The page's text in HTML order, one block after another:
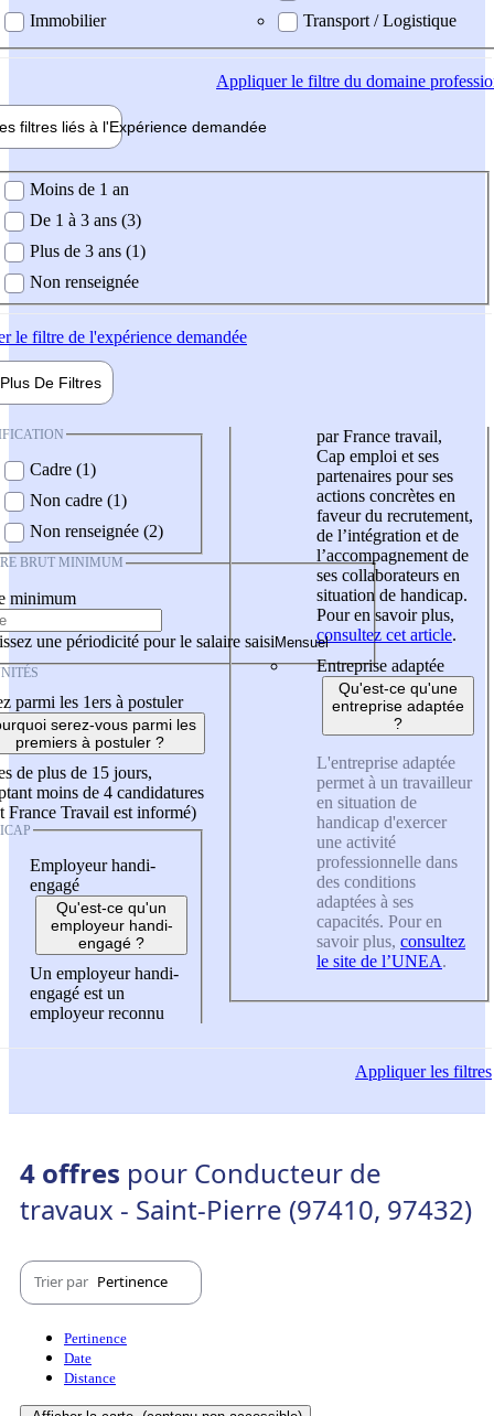
Immobilier
Transport / Logistique
Appliquerle filtre du domaine
filtres liés à l'Expérience demandée
demandée
Moins de 1 an
De 1 à 3 ans (3)
Plus de 3 ans (1)
Non renseignée
le filtre de l'expérience demandée
Plus De Filtres
Cadre (1)
Non cadre (1)
Non renseignée (2)
BRUT MINIMUM
minimum
une périodicité pour le salaire saisi
parmi les 1ers à postuler
serez-vous parmi les
premiers à postuler ?
de plus de 15 jours,
moins de 4 candidatures
France Travail est informé)
Employeur handi-
engagé
Qu'est-ce qu'un
employeur handi-
engagé ?
Un employeur handi-
engagé est un
employeur reconnu
par France travail,
Cap emploi et ses
partenaires pour ses
actions concrètes en
faveur du recrutement,
de l’intégration et de
l’accompagnement de
ses collaborateurs en
situation de handicap.
Pour en savoir plus,
consultez cet article.
Entreprise adaptée
Qu'est-ce qu'une
entreprise adaptée
?
L'entreprise adaptée
permet à un travailleur
en situation de
handicap d'exercer
une activité
professionnelle dans
des conditions
adaptées à ses
capacités. Pour en
savoir plus, consultez
le site de l’UNEA.
Appliquerles filtres
4 offres pour Conducteur de
travaux - Saint-Pierre (97410, 97432)
Trier par Pertinence
Pertinence
Date
Distance